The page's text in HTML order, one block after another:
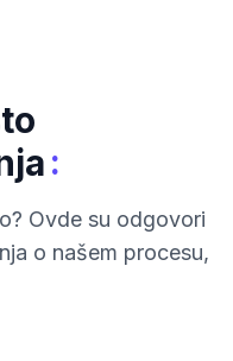
:
Ovde su odgovori
o našem procesu,